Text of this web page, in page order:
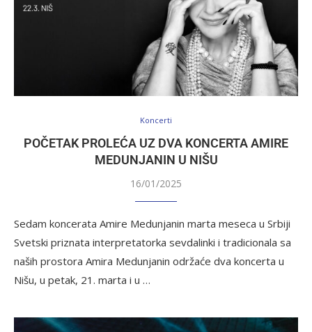
Koncerti
POČETAK PROLEĆA UZ DVA KONCERTA AMIRE
MEDUNJANIN U NIŠU
16/01/2025
Sedam koncerata Amire Medunjanin marta meseca u Srbiji
Svetski priznata interpretatorka sevdalinki i tradicionala sa
naših prostora Amira Medunjanin održaće dva koncerta u
Nišu, u petak, 21. marta i u …